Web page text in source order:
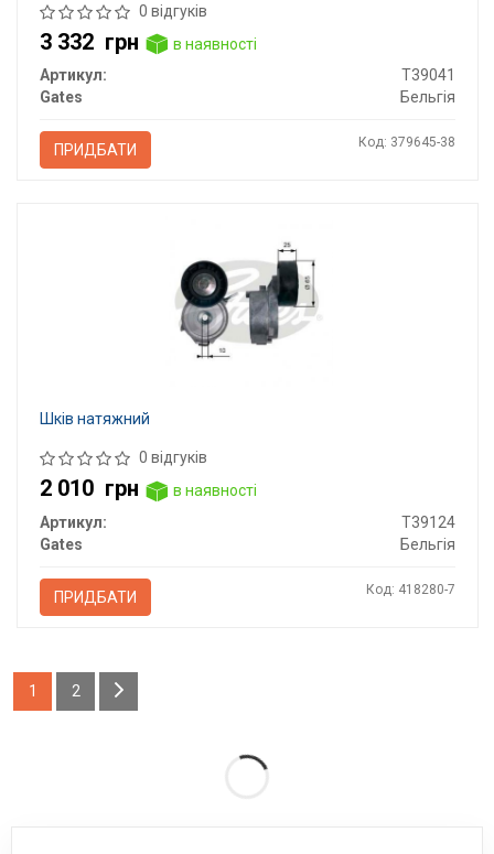
0 відгуків
3 332 грн
в наявності
Артикул:
T39041
Gates
Бельгія
ПРИДБАТИ Код: 379645-38
Шків натяжний
0 відгуків
2 010 грн
в наявності
Артикул:
T39124
Gates
Бельгія
ПРИДБАТИ Код: 418280-7
1 2